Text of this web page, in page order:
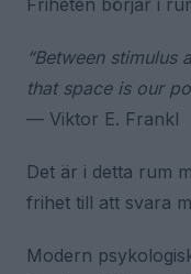
Friheten börjar i
“Between stimulus
that space is our
— Viktor E. Frankl
Det är i detta rum
frihet till att svara
Modern